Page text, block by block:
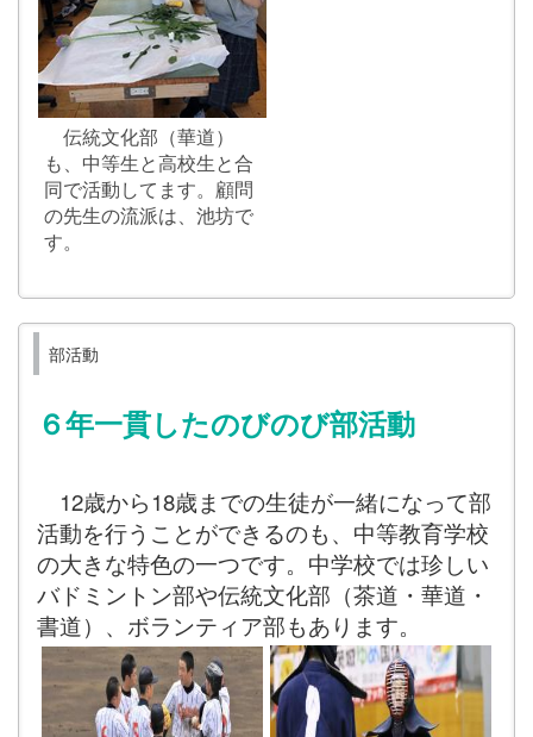
伝統文化部（華道）
も、中等生と高校生と合
同で活動してます。顧問
の先生の流派は、池坊で
す。
部活動
６年一貫したのびのび部活動
12歳から18歳までの生徒が一緒になって部
活動を行うことができるのも、中等教育学校
の大きな特色の一つです。中学校では珍しい
バドミントン部や伝統文化部（茶道・華道・
書道）、ボランティア部もあります。